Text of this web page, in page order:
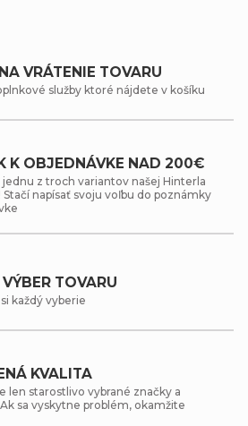
VRÁTENIE TOVARU
služby ktoré nájdete v košíku
K OBJEDNÁVKE NAD 200€
jednu z troch variantov našej Hinterla
napísať svoju voľbu do poznámky
TOVARU
každý vyberie
KVALITA
len starostlivo vybrané značky a
sa vyskytne problém, okamžite